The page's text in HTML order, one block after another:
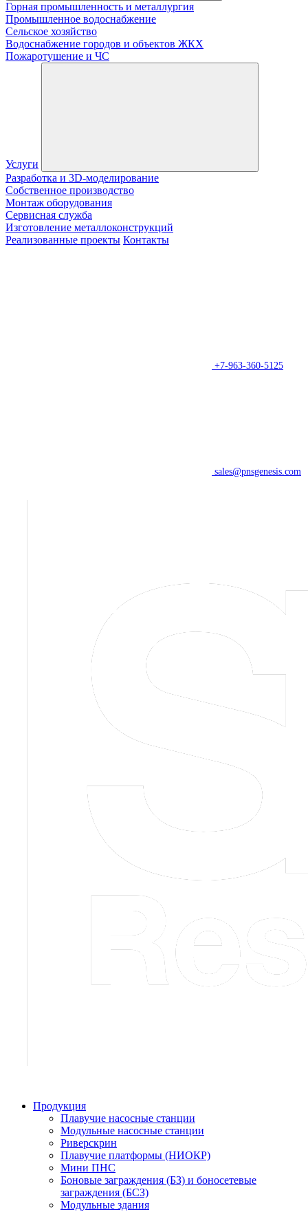
Горная промышленность и металлургия
Промышленное водоснабжение
Сельское хозяйство
Водоснабжение городов и объектов ЖКХ
Пожаротушение и ЧС
Услуги
Разработка и 3D-моделирование
Собственное производство
Монтаж оборудования
Сервисная служба
Изготовление металлоконструкций
Реализованные проекты Контакты
+7-963-360-5125
sales@pnsgenesis.com
Продукция
Плавучие насосные станции
Модульные насосные станции
Риверскрин
Плавучие платформы (НИОКР)
Мини ПНС
Боновые заграждения (БЗ) и боносетевые
заграждения (БСЗ)
Модульные здания